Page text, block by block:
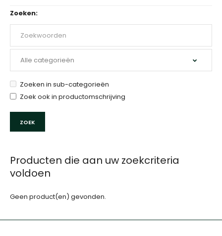
Zoeken:
Zoeken in sub-categorieën
Zoek ook in productomschrijving
Producten die aan uw zoekcriteria
voldoen
Geen product(en) gevonden.